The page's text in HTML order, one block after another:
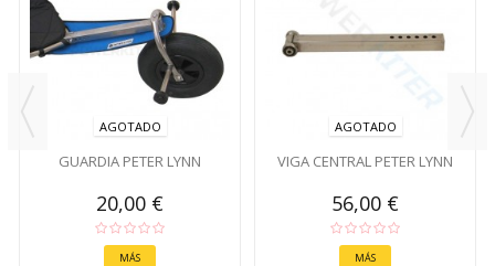
AGOTADO
GUARDIA PETER LYNN
20,00 €
MÁS
AGOTADO
VIGA CENTRAL PETER LYNN
56,00 €
MÁS